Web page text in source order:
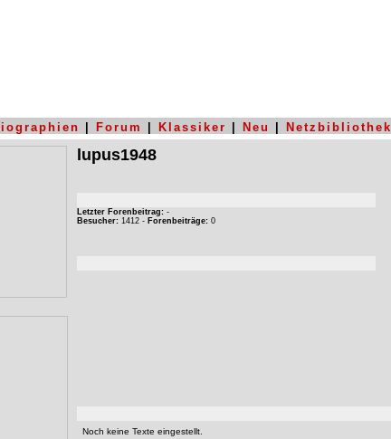
Forum Klassiker Neu Netzbibliothek
lupus1948
Letzter Forenbeitrag: -
Besucher: 1412 - Forenbeiträge: 0
Noch keine Texte eingestellt.